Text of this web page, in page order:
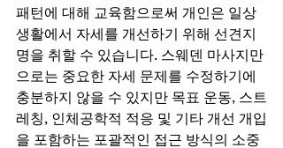
패턴에 대해 교육함으로써 개인은 일상
생활에서 자세를 개선하기 위해 선견지
명을 취할 수 있습니다. 스웨덴 마사지만
으로는 중요한 자세 문제를 수정하기에
충분하지 않을 수 있지만 목표 운동, 스트
레칭, 인체공학적 적응 및 기타 개선 개입
을 포함하는 포괄적인 접근 방식의 소중